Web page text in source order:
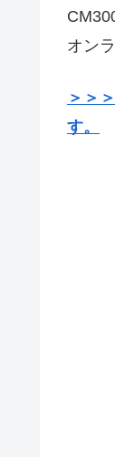
オン
＞＞
す。